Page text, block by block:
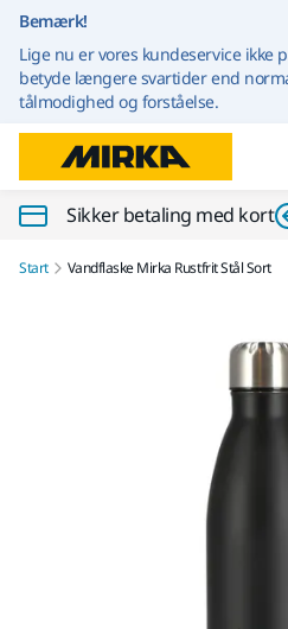
Bemærk!
Lige nu er vores kundeservice ikke
betyde længere svartider end
tålmodighed og forståelse.
Sikker betaling med kort
Start Vandflaske Mirka Rustfrit Stål Sort